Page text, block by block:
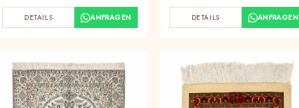
DETAILS ANFRAGEN DETAILS ANFRAGEN